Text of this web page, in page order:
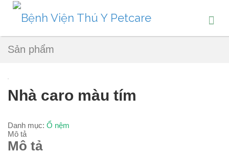
Sản phẩm
Nhà caro màu tím
Danh mục: Ổ nệm
Mô tả
Mô tả